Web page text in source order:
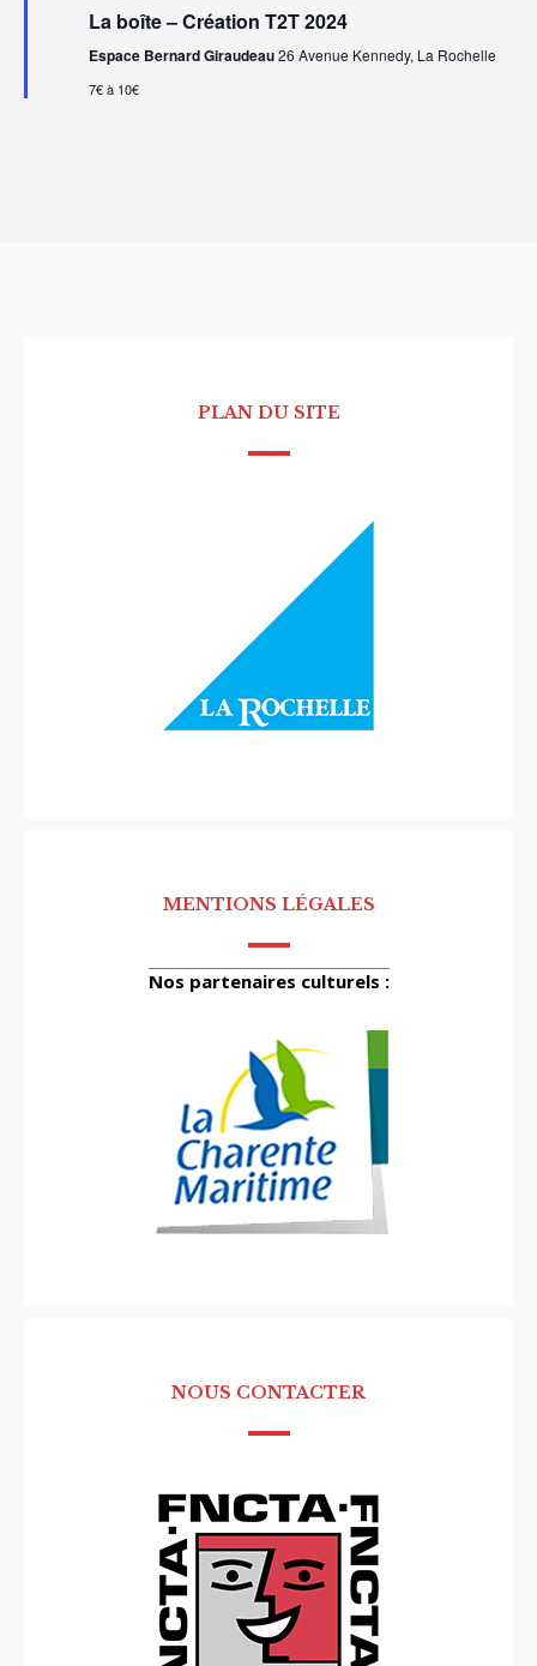
avant
La boîte – Création T2T 2024
Espace Bernard Giraudeau26 Avenue Kennedy, La Rochelle
7€ à 10€
PLAN DU SITE
MENTIONS LÉGALES
Nos partenaires culturels :
NOUS CONTACTER